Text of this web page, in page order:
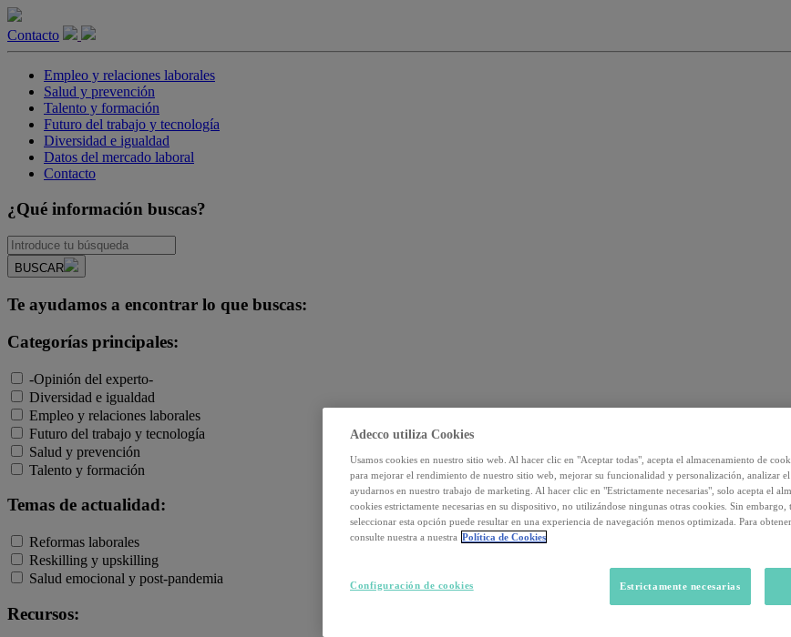
Contacto
Empleo y relaciones laborales
Salud y prevención
Talento y formación
Futuro del trabajo y tecnología
Diversidad e igualdad
Datos del mercado laboral
Contacto
¿Qué información buscas?
BUSCAR
Te ayudamos a encontrar lo que buscas:
Categorías principales:
-Opinión del experto-
Diversidad e igualdad
Empleo y relaciones laborales
Futuro del trabajo y tecnología
Salud y prevención
Talento y formación
Temas de actualidad:
Reformas laborales
Reskilling y upskilling
Salud emocional y post-pandemia
Recursos:
Adecco utiliza Cookies
Usamos cookies en nuestro sitio web. Al hacer clic en "Aceptar todas", acepta el almacenamiento de
para mejorar el rendimiento de nuestro sitio web, mejorar su funcionalidad y personalización, analizar
ayudarnos en nuestro trabajo de marketing. Al hacer clic en "Estrictamente necesarias", solo acepta el
cookies estrictamente necesarias en su dispositivo, no utilizándose ningunas otras cookies. Sin embargo,
seleccionar esta opción puede resultar en una experiencia de navegación menos optimizada. Para
consulte nuestra a nuestra Política de Cookies
Estrictamente necesarias
Configuración de cookies